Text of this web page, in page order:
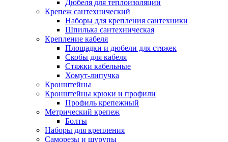
Дюбеля для теплоизоляции
Крепеж сантехнический
Наборы для крепления сантехники
Шпилька сантехническая
Крепление кабеля
Площадки и дюбели для стяжек
Скобы для кабеля
Стяжки кабельные
Хомут-липучка
Кронштейны
Кронштейны крюки и профили
Профиль крепежный
Метрический крепеж
Болты
Наборы для крепления
Саморезы и шурупы